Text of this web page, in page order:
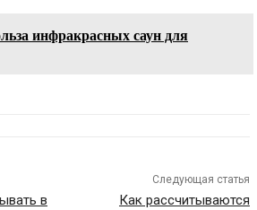
инфракрасных саун для
в
Следующая статья
Как рассчитываются